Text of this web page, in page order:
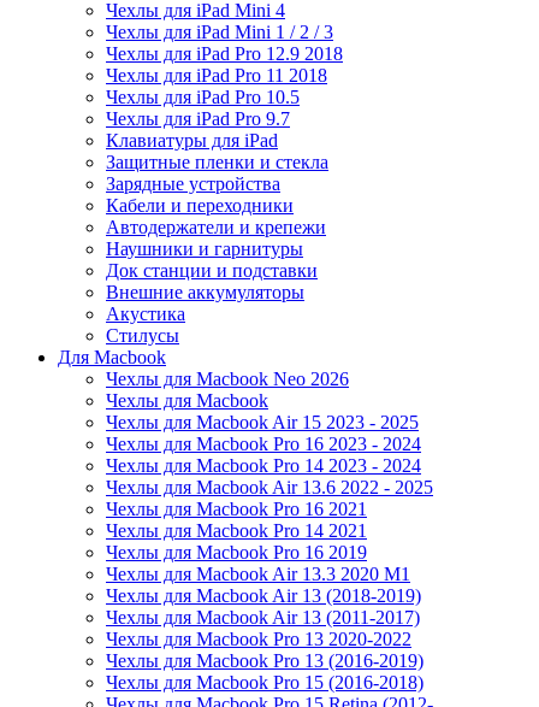
Чехлы для iPad Mini 4
Чехлы для iPad Mini 1 / 2 / 3
Чехлы для iPad Pro 12.9 2018
Чехлы для iPad Pro 11 2018
Чехлы для iPad Pro 10.5
Чехлы для iPad Pro 9.7
Клавиатуры для iPad
Защитные пленки и стекла
Зарядные устройства
Кабели и переходники
Автодержатели и крепежи
Наушники и гарнитуры
Док станции и подставки
Внешние аккумуляторы
Акустика
Стилусы
Для Macbook
Чехлы для Macbook Neo 2026
Чехлы для Macbook
Чехлы для Macbook Air 15 2023 - 2025
Чехлы для Macbook Pro 16 2023 - 2024
Чехлы для Macbook Pro 14 2023 - 2024
Чехлы для Macbook Air 13.6 2022 - 2025
Чехлы для Macbook Pro 16 2021
Чехлы для Macbook Pro 14 2021
Чехлы для Macbook Pro 16 2019
Чехлы для Macbook Air 13.3 2020 M1
Чехлы для Macbook Air 13 (2018-2019)
Чехлы для Macbook Air 13 (2011-2017)
Чехлы для Macbook Pro 13 2020-2022
Чехлы для Macbook Pro 13 (2016-2019)
Чехлы для Macbook Pro 15 (2016-2018)